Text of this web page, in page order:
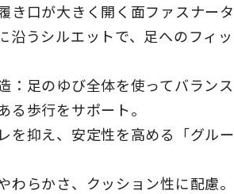
口が大きく開く面ファスナータ
沿うシルエットで、足へのフィッ
足のゆび全体を使ってバランス
歩行をサポート。
抑え、安定性を高める「グルー
らかさ、クッション性に配慮。